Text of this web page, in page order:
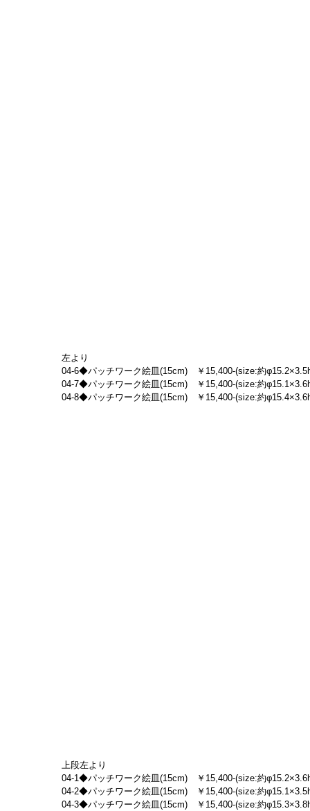
左より
04-6◆パッチワーク絵皿(15cm)　￥15,400-(size:約
04-7◆パッチワーク絵皿(15cm)　￥15,400-(size:約
04-8◆パッチワーク絵皿(15cm)　￥15,400-(size:約
上段左より
04-1◆パッチワーク絵皿(15cm)　￥15,400-(size:約
04-2◆パッチワーク絵皿(15cm)　￥15,400-(size:約
04-3◆パッチワーク絵皿(15cm)　￥15,400-(size:約